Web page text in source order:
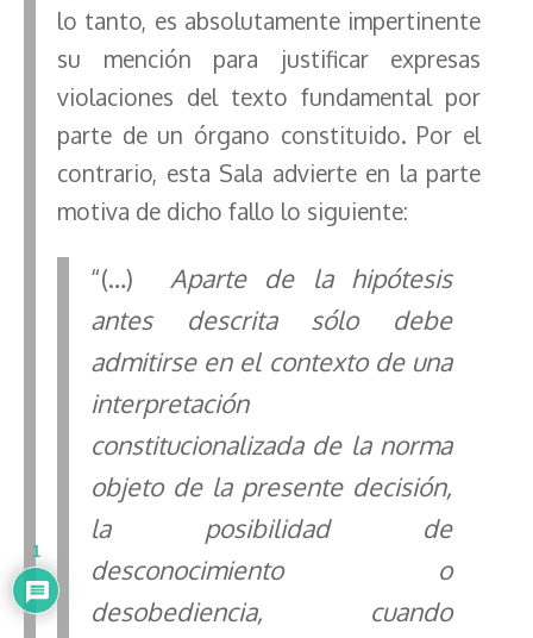
lo tanto, es absolutamente impertinente
su mención para justificar expresas
violaciones del texto fundamental por
parte de un órgano constituido. Por el
contrario, esta Sala advierte en la parte
motiva de dicho fallo lo siguiente:
“(…) Aparte de la hipótesis
antes descrita sólo debe
admitirse en el contexto de una
interpretación
constitucionalizada de la norma
objeto de la presente decisión,
la posibilidad de
desconocimiento o
desobediencia, cuando
1